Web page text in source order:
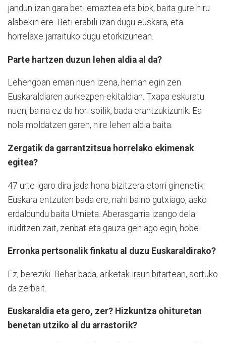
jandun izan gara beti emaztea eta biok, baita gure hiru
alabekin ere. Beti erabili izan dugu euskara, eta
horrelaxe jarraituko dugu etorkizunean.
Parte hartzen duzun lehen aldia al da?
Lehengoan eman nuen izena, herrian egin zen
Euskaraldiaren aurkezpen-ekitaldian. Txapa eskuratu
nuen, baina ez da hori soilik, bada erantzukizunik. Ea
nola moldatzen garen, nire lehen aldia baita.
Zergatik da garrantzitsua horrelako ekimenak
egitea?
47 urte igaro dira jada hona bizitzera etorri ginenetik.
Euskara entzuten bada ere, nahi baino gutxiago, asko
erdaldundu baita Urnieta. Aberasgarria izango dela
iruditzen zait, zenbat eta gauza gehiago egin, hobe.
Erronka pertsonalik finkatu al duzu Euskaraldirako?
Ez, bereziki. Behar bada, ariketak iraun bitartean, sortuko
da zerbait.
Euskaraldia eta gero, zer? Hizkuntza ohituretan
benetan utziko al du arrastorik?